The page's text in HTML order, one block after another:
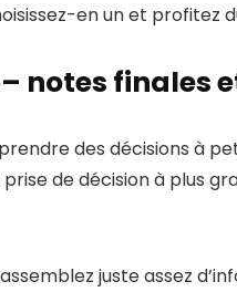
en un et profitez
notes finales
des décisions à
de décision à plus
juste assez